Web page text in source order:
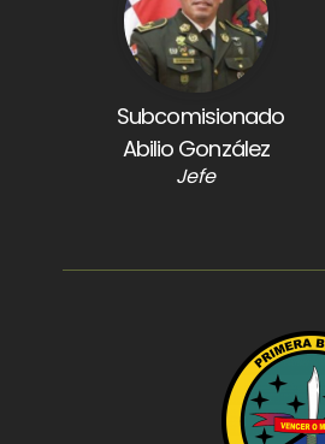
Subcomisionado
Abilio González
Jefe